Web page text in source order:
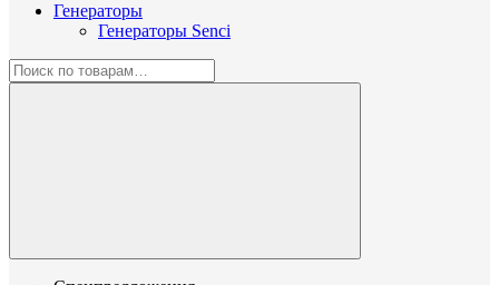
Генераторы
Генераторы Senci